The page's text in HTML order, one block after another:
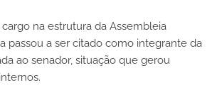
na estrutura da Assembleia
passou a ser citado como integrante da
ao senador, situação que gerou